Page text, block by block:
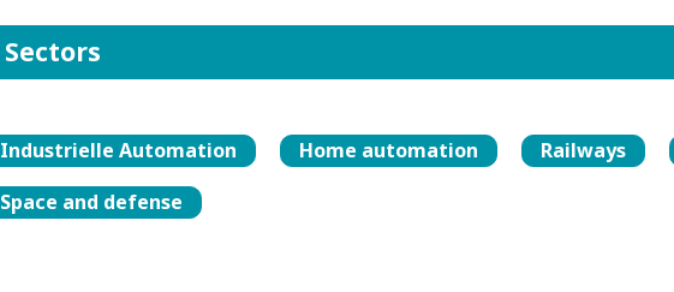
Sectors
Industrielle Automation Home automation Railways
Space and defense